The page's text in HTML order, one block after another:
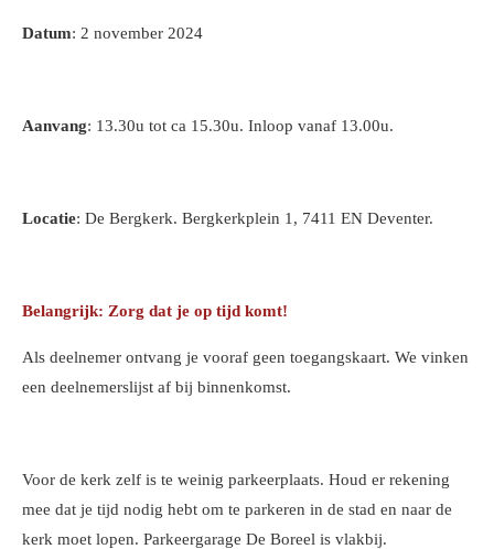
Datum: 2 november 2024
Aanvang: 13.30u tot ca 15.30u. Inloop vanaf 13.00u.
Locatie: De Bergkerk. Bergkerkplein 1, 7411 EN Deventer.
Belangrijk: Zorg dat je op tijd komt!
Als deelnemer ontvang je vooraf geen toegangskaart. We vinken
een deelnemerslijst af bij binnenkomst.
Voor de kerk zelf is te weinig parkeerplaats. Houd er rekening
mee dat je tijd nodig hebt om te parkeren in de stad en naar de
kerk moet lopen. Parkeergarage De Boreel is vlakbij.